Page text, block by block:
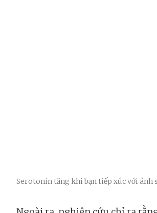
Serotonin tăng khi bạn tiếp xúc với ánh